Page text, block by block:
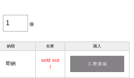
個
納期 在庫 購入
即納
sold out
!